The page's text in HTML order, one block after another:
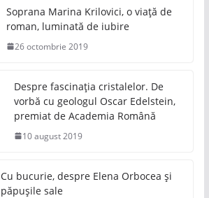
Soprana Marina Krilovici, o viață de
roman, luminată de iubire
26 octombrie 2019
Despre fascinația cristalelor. De
vorbă cu geologul Oscar Edelstein,
premiat de Academia Română
10 august 2019
Cu bucurie, despre Elena Orbocea și
păpușile sale